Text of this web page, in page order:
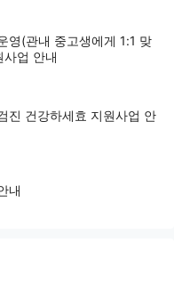
영(관내 중고생에게 1:1 맞
업 안내
진 건강하세효 지원사업 안
내